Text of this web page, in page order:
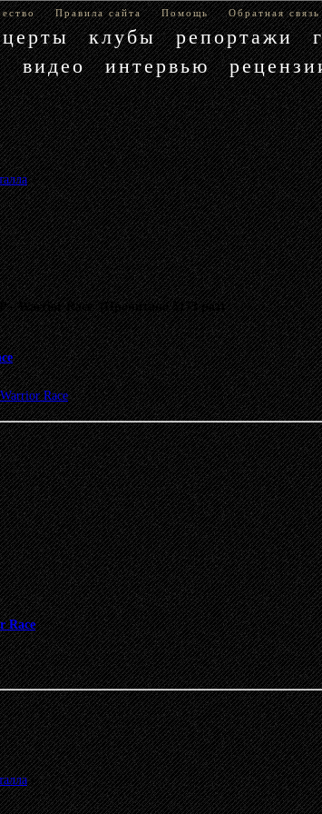
Правила сайта Помощь Обратная связь
клубы репортажи
видео интервью
»
- Warrior Race (Прочитано 5173 раз)
Race.
Race
»